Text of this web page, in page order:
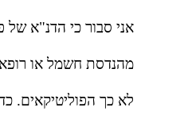
אני סבור כי הדנ"א של
מהנדסת חשמל או רופא